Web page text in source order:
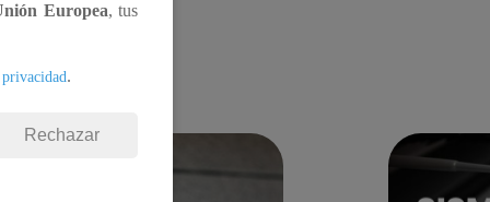
Europea, tus
.
Rechazar